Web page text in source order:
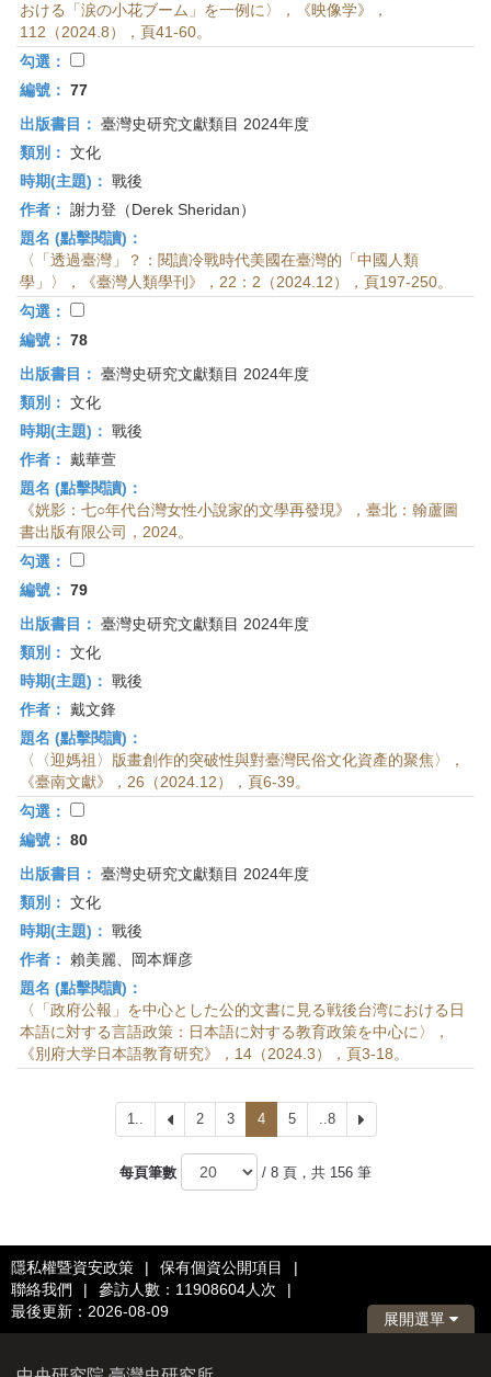
おける「涙の小花ブーム」を一例に〉，《映像学》，
112（2024.8），頁41-60。
勾選：
編號： 77
出版書目： 臺灣史研究文獻類目 2024年度
類別： 文化
時期(主題)： 戰後
作者： 謝力登（Derek Sheridan）
題名 (點擊閱讀)：
〈「透過臺灣」？：閱讀冷戰時代美國在臺灣的「中國人類
學」〉，《臺灣人類學刊》，22：2（2024.12），頁197-250。
勾選：
編號： 78
出版書目： 臺灣史研究文獻類目 2024年度
類別： 文化
時期(主題)： 戰後
作者： 戴華萱
題名 (點擊閱讀)：
《姯影：七○年代台灣女性小說家的文學再發現》，臺北：翰蘆圖
書出版有限公司，2024。
勾選：
編號： 79
出版書目： 臺灣史研究文獻類目 2024年度
類別： 文化
時期(主題)： 戰後
作者： 戴文鋒
題名 (點擊閱讀)：
〈〈迎媽祖〉版畫創作的突破性與對臺灣民俗文化資產的聚焦〉，
《臺南文獻》，26（2024.12），頁6-39。
勾選：
編號： 80
出版書目： 臺灣史研究文獻類目 2024年度
類別： 文化
時期(主題)： 戰後
作者：
賴美麗、岡本輝彦
題名 (點擊閱讀)：
〈「政府公報」を中心とした公的文書に見る戦後台湾における日
本語に対する言語政策：日本語に対する教育政策を中心に〉，
《別府大学日本語教育研究》，14（2024.3），頁3-18。
1..
上
一
頁
2 3 4 5 ..8
下
一
每頁筆數
/ 8 頁，共 156 筆
隱私權暨資安政策 | 保有個資公開項目
|
聯絡我們
| 參訪人數：11908604人次
|
最後更新：2026-08-09
展開選單